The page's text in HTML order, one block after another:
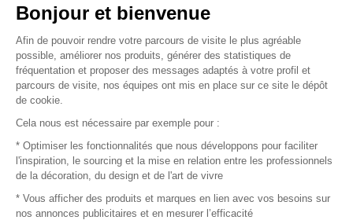
Vendez vos produits
Plan du site
© 2016 –Organisation SAFI
Recrutement
Bonjour et bienvenue
Afin de pouvoir rendre votre parcours de visite le plus agréable
possible, améliorer nos produits, générer des statistiques de
fréquentation et proposer des messages adaptés à votre profil et
parcours de visite, nos équipes ont mis en place sur ce site le dépôt
de cookie.
Cela nous est nécessaire par exemple pour :
* Optimiser les fonctionnalités que nous développons pour faciliter
l'inspiration, le sourcing et la mise en relation entre les professionnels
de la décoration, du design et de l'art de vivre
* Vous afficher des produits et marques en lien avec vos besoins sur
nos annonces publicitaires et en mesurer l’efficacité